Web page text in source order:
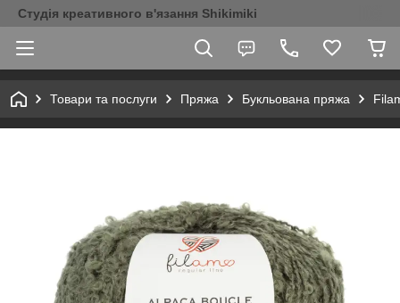
Студія креативного в'язання Shikimiki
Товари та послуги Пряжа Букльована пряжа